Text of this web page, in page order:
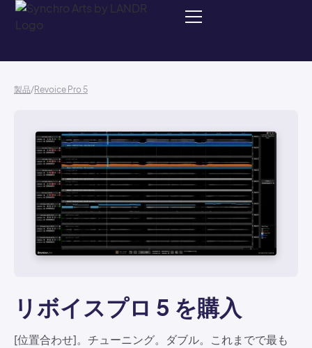
製品/Revoice Pro 5
リボイスプロ 5 を購入
[位置合わせ]。チューニング。ダブル。これまでで最も